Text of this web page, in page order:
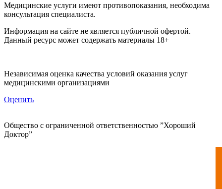
Медицинские услуги имеют противопоказания, необходима
консультация специалиста.
Информация на сайте не является публичной офертой.
Данный ресурс может содержать материалы 18+
Независимая оценка качества условий оказания услуг
медицинскими организациями
Оценить
Общество с ограниченной ответственностью ”Хороший
Доктор”